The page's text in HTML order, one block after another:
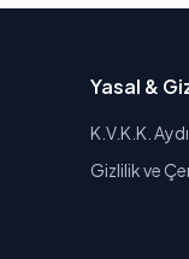
Yasal &
K.V.K.K.
Gizlilik ve